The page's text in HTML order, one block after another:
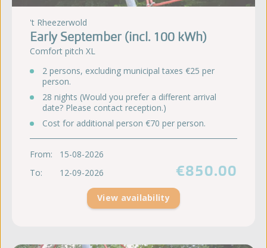
't Rheezerwold
Early September (incl. 100 kWh)
Comfort pitch XL
2 persons, excluding municipal taxes €25 per
person.
28 nights (Would you prefer a different arrival
date? Please contact reception.)
Cost for additional person €70 per person.
From:
15-08-2026
To:
12-09-2026 €850.00
View availability